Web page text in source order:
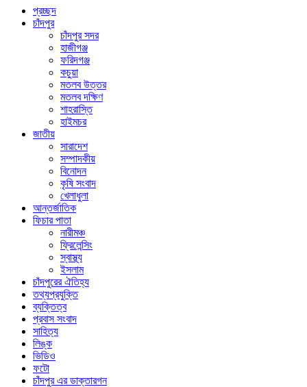
প্রচ্ছদ
চাঁদপুর
চাঁদপুর সদর
হাজীগঞ্জ
ফরিদগঞ্জ
কচুয়া
মতলব উত্তর
মতলব দক্ষিণ
শাহরাস্তি
হাইমচর
জাতীয়
সারাদেশ
সম্পাদকীয়
বিনোদন
কৃষি সংবাদ
খেলাধুলা
আন্তর্জাতিক
ফিচার পাতা
নারীমঞ্চ
ফ্রিলেন্সিং
স্বাস্থ্য
ইসলাম
চাঁদপুরের ঐতিহ্য
তথ্যপ্রযুক্তি
ব্যক্তিত্ব
প্রবাস সংবাদ
সাহিত্য
লিঙ্ক
ভিডিও
ফটো
চাঁদপুর এর ডাক্তারগন